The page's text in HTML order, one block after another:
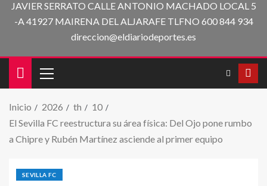
JAVIER SERRATO CALLE ANTONIO MACHADO LOCAL 5
-A 41927 MAIRENA DEL ALJARAFE TLFNO 600 844 934
direccion@eldiariodeportes.es
Inicio 2026 th
10
El Sevilla FC reestructura su área física: Del Ojo pone rumbo
a Chipre y Rubén Martínez asciende al primer equipo
SEVILLA FC